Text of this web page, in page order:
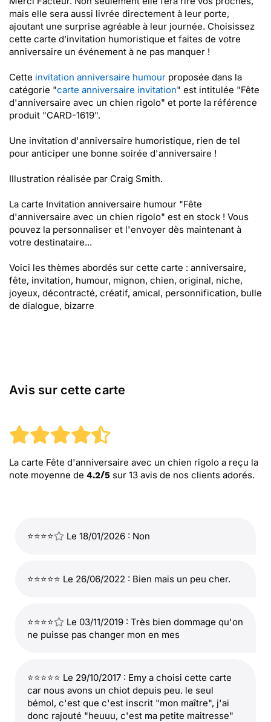
mais elle sera aussi livrée directement à leur porte,
ajoutant une surprise agréable à leur journée. Choisissez
cette carte d’invitation humoristique et faites de votre
anniversaire un événement à ne pas manquer !
Cette invitation anniversaire humour proposée dans la
catégorie "carte anniversaire invitation" est intitulée "Fête
d'anniversaire avec un chien rigolo" et porte la référence
produit "CARD-1619".
Une invitation d'anniversaire humoristique, rien de tel
pour anticiper une bonne soirée d'anniversaire !
Illustration réalisée par Craig Smith.
La carte Invitation anniversaire humour "Fête
d'anniversaire avec un chien rigolo" est en stock ! Vous
pouvez la personnaliser et l'envoyer dès maintenant à
votre destinataire...
Voici les thèmes abordés sur cette carte : anniversaire,
fête, invitation, humour, mignon, chien, original, niche,
joyeux, décontracté, créatif, amical, personnification, bulle
de dialogue, bizarre
Avis sur cette carte
La carte Fête d'anniversaire avec un chien rigolo a reçu la
note moyenne de 4.2/5 sur 13 avis de nos clients adorés.
⭐⭐⭐⭐ Le 18/01/2026 : Non
⭐⭐⭐⭐⭐ Le 26/06/2022 : Bien mais un peu cher.
⭐⭐⭐⭐
Le 03/11/2019 : Très bien dommage qu'on
ne puisse pas changer mon en mes
⭐⭐⭐⭐⭐ Le 29/10/2017 : Emy a choisi cette carte
car nous avons un chiot depuis peu. le seul
bémol, c'est que c'est inscrit "mon maître", j'ai
donc rajouté "heuuu, c'est ma petite maitresse"